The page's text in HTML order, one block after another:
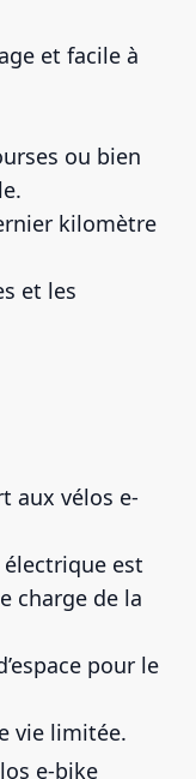
et facile à
ou bien
kilomètre
et les
aux vélos e-
est
charge de la
pour le
vie limitée.
e-bike